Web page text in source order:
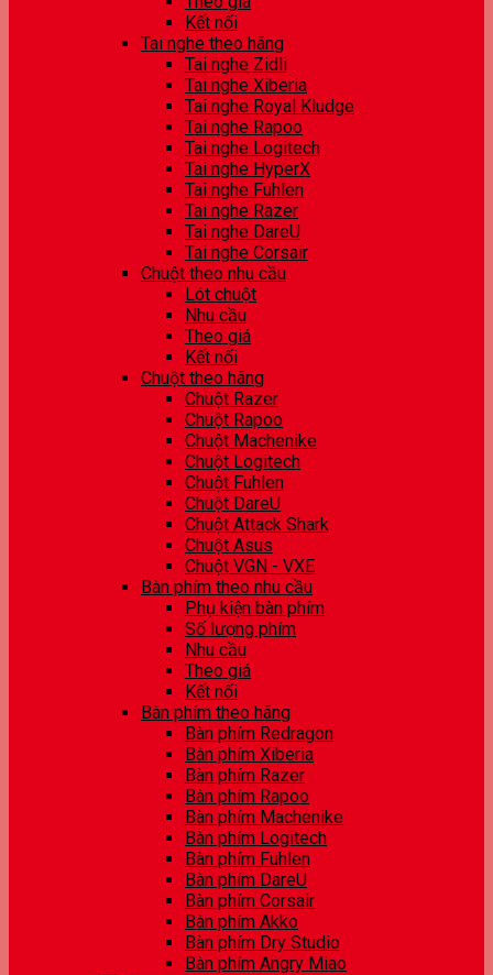
Kết nối
Tai nghe theo hãng
Tai nghe Zidli
Tai nghe Xiberia
Tai nghe Royal Kludge
Tai nghe Rapoo
Tai nghe Logitech
Tai nghe HyperX
Tai nghe Fuhlen
Tai nghe Razer
Tai nghe DareU
Tai nghe Corsair
Chuột theo nhu cầu
Lót chuột
Nhu cầu
Theo giá
Kết nối
Chuột theo hãng
Chuột Razer
Chuột Rapoo
Chuột Machenike
Chuột Logitech
Chuột Fuhlen
Chuột DareU
Chuột Attack Shark
Chuột Asus
Chuột VGN - VXE
Bàn phím theo nhu cầu
Phụ kiện bàn phím
Số lượng phím
Nhu cầu
Theo giá
Kết nối
Bàn phím theo hãng
Bàn phím Redragon
Bàn phím Xiberia
Bàn phím Razer
Bàn phím Rapoo
Bàn phím Machenike
Bàn phím Logitech
Bàn phím Fuhlen
Bàn phím DareU
Bàn phím Corsair
Bàn phím Akko
Bàn phím Dry Studio
Bàn phím Angry Miao